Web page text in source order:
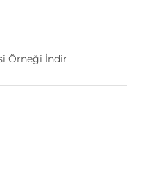
Örneği İndir